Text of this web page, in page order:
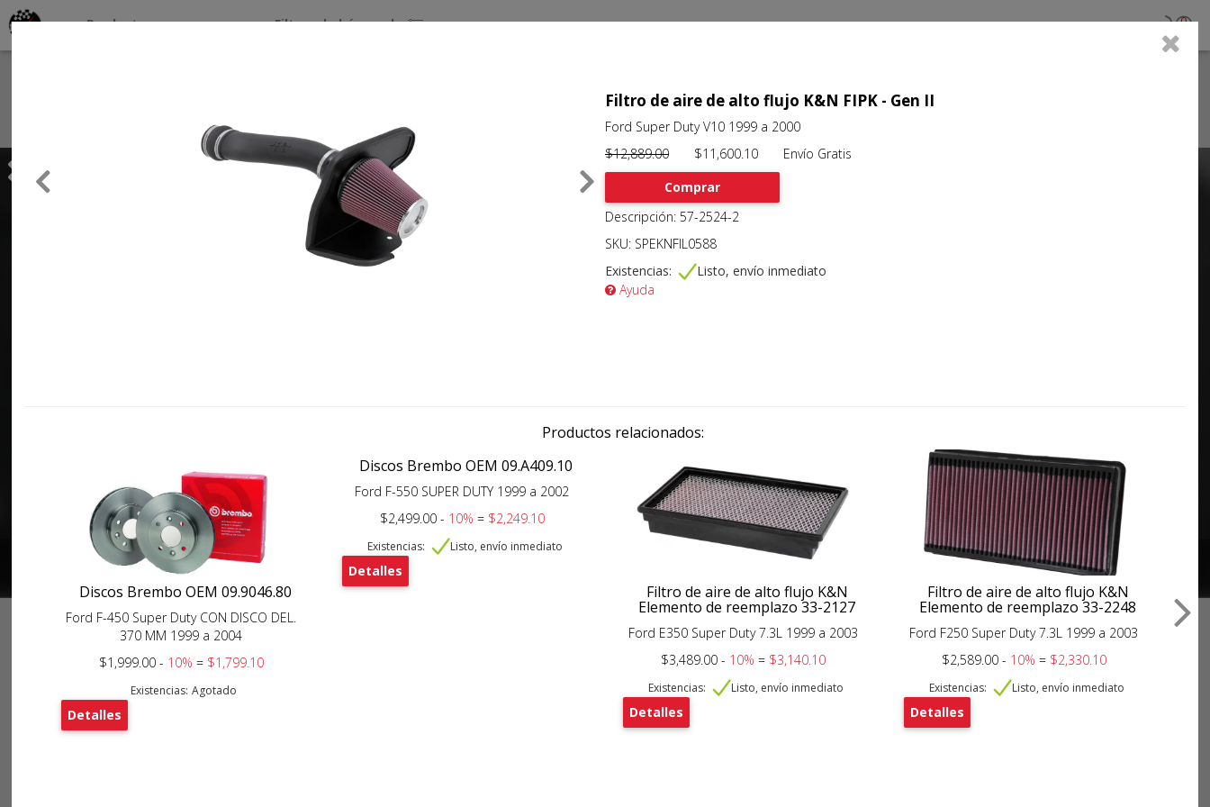
Clients
Productos por marcas Filtros de búsqueda 0
Filtro de aire de alto flujo K&N FIPK - Gen II
Ford Super Duty V10 1999 a 2000
$12,889.00$11,600.10 Envío Gratis
Comprar
Descripción: 57-2524-2
SKU: SPEKNFIL0588
Existencias:
Listo, envío inmediato
Ayuda
Productos relacionados:
Discos Brembo OEM 09.9046.80
Ford F-450 Super Duty CON DISCO DEL.
370 MM 1999 a 2004
$1,999.00 - 10% = $1,799.10
Existencias: Agotado
Detalles
Discos Brembo OEM 09.A409.10
Ford F-550 SUPER DUTY 1999 a 2002
$2,499.00 - 10% = $2,249.10
Existencias: Listo, envío inmediato
Detalles
Filtro de aire de alto flujo K&N
Elemento de reemplazo 33-2127
Ford E350 Super Duty 7.3L 1999 a 2003
$3,489.00 - 10% = $3,140.10
Existencias: Listo, envío inmediato
Detalles
Filtro de aire de alto flujo K&N
Elemento de reemplazo 33-2248
Ford F250 Super Duty 7.3L 1999 a 2003
$2,589.00 - 10% = $2,330.10
Existencias: Listo, envío inmediato
Detalles